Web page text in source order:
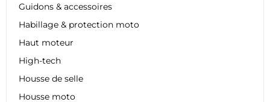
Guidons & accessoires
Habillage & protection moto
Haut moteur
High-tech
Housse de selle
Housse moto